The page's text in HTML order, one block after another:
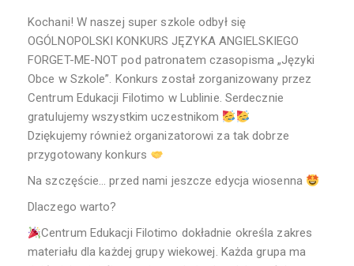
Kochani! W naszej super szkole odbył się
OGÓLNOPOLSKI KONKURS JĘZYKA ANGIELSKIEGO
FORGET-ME-NOT pod patronatem czasopisma „Języki
Obce w Szkole”. Konkurs został zorganizowany przez
Centrum Edukacji Filotimo w Lublinie. Serdecznie
gratulujemy wszystkim uczestnikom
Dziękujemy również organizatorowi za tak dobrze
przygotowany konkurs
Na szczęście… przed nami jeszcze edycja wiosenna
Dlaczego warto?
Centrum Edukacji Filotimo dokładnie określa zakres
materiału dla każdej grupy wiekowej. Każda grupa ma